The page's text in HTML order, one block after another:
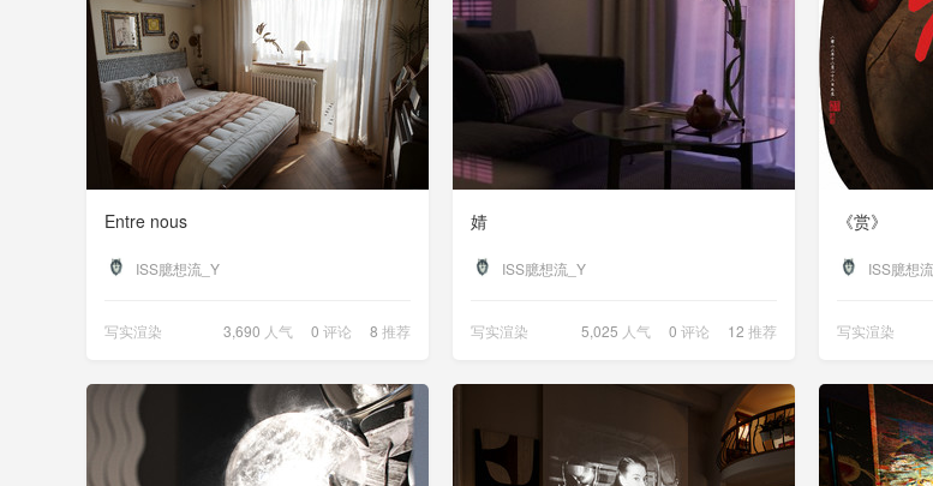
Entre nous
ISS臆想流_Y
写实渲染 3,690 人气 0 评论 8 推荐
婧
ISS臆想流_Y
写实渲染 5,025 人气 0 评论 12 推荐
《赏》
ISS臆想
写实渲染